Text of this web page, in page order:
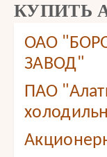
КУПИТЬ
ОАО
ЗАВОД"
ПАО